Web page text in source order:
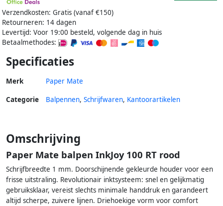
Verzendkosten: Gratis (vanaf €150)
Retourneren: 14 dagen
Levertijd: Voor 19:00 besteld, volgende dag in huis
Betaalmethodes:
Specificaties
Merk Paper Mate
Categorie Balpennen, Schrijfwaren, Kantoorartikelen
Omschrijving
Paper Mate balpen InkJoy 100 RT rood
Schrijfbreedte 1 mm. Doorschijnende gekleurde houder voor een
frisse uitstraling. Revolutionair inktsysteem: snel en gelijkmatig
gebruiksklaar, vereist slechts minimale handdruk en garandeert
altijd scherpe, zuivere lijnen. Driehoekige vorm voor comfort